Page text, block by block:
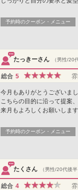
予約時のクーポン・メニュー
たっきーさん （男性/20
総合 5
今月もありがとうございまし
こちらの目的に沿って提案
来月もよろしくお願いします
予約時のクーポン・メニュー
たくさん （男性/20代後半
総合 4